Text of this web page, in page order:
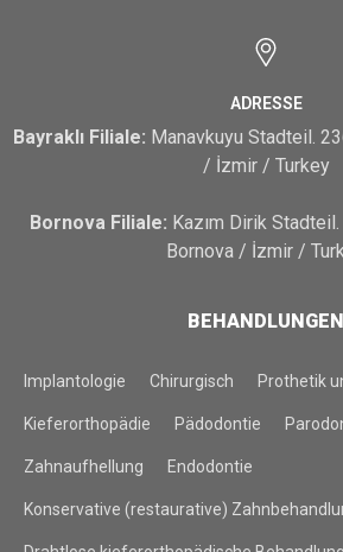
ADRESSE
Bayraklı Filiale: Manavkuyu Stadteil.
/ İzmir / Turkey
Bornova Filiale: Kazım Dirik
Bornova / İzmir /
BEHANDLUNGEN
Implantologie Chirurgisch Prothetik
Kieferorthopädie Pädodontie
Zahnaufhellung Endodontie
Konservative (restaurative)